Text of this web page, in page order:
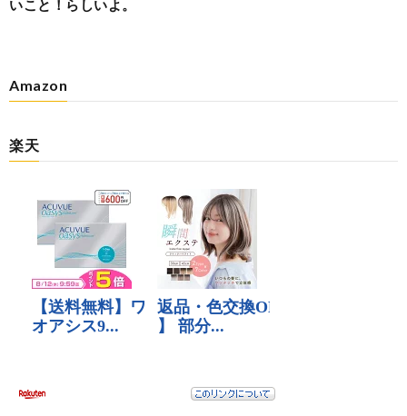
いこと！らしいよ。
Amazon
楽天